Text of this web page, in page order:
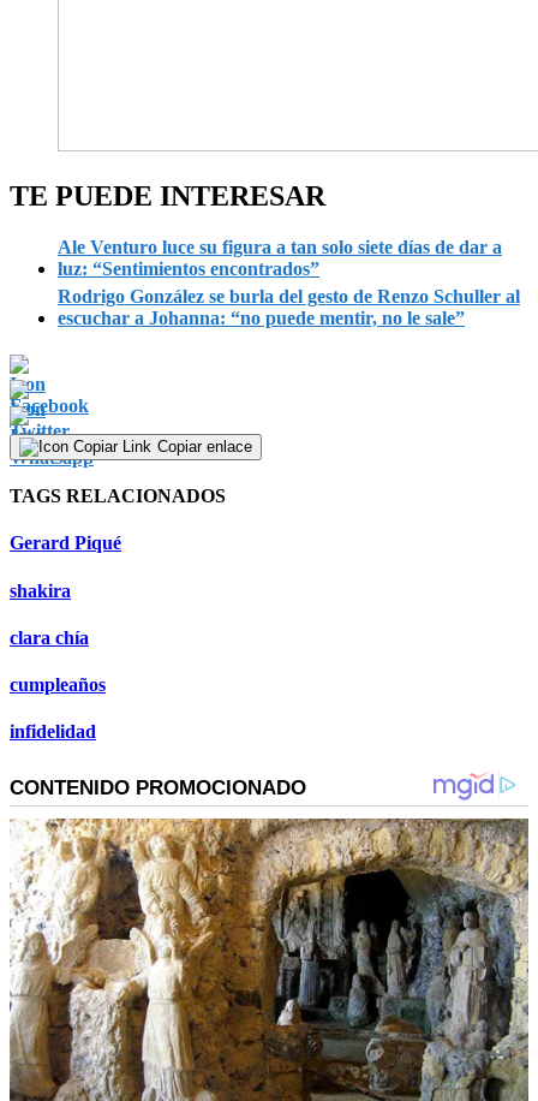
TE PUEDE INTERESAR
Ale Venturo luce su figura a tan solo siete días de dar a
luz: “Sentimientos encontrados”
Rodrigo González se burla del gesto de Renzo Schuller al
escuchar a Johanna: “no puede mentir, no le sale”
Copiar enlace
TAGS RELACIONADOS
Gerard Piqué
shakira
clara chía
cumpleaños
infidelidad